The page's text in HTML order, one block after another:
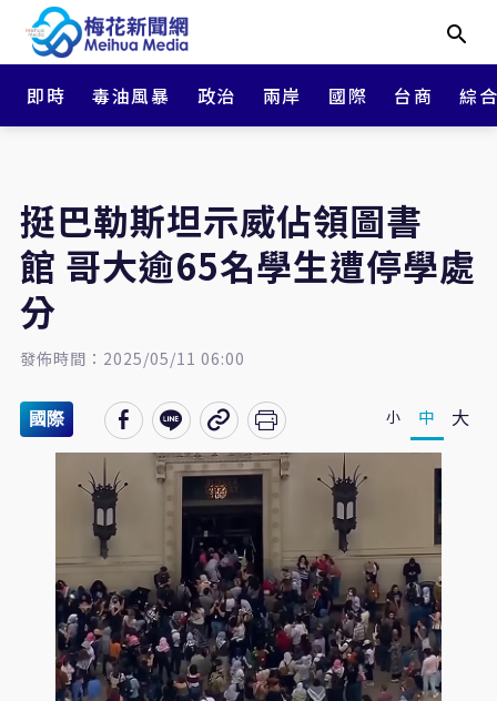
即時 毒油風暴 政治 兩岸 國際 台商 綜
挺巴勒斯坦示威佔領圖書
館 哥大逾65名學生遭停學處
分
發佈時間：2025/05/11 06:00
國際 小 中 大